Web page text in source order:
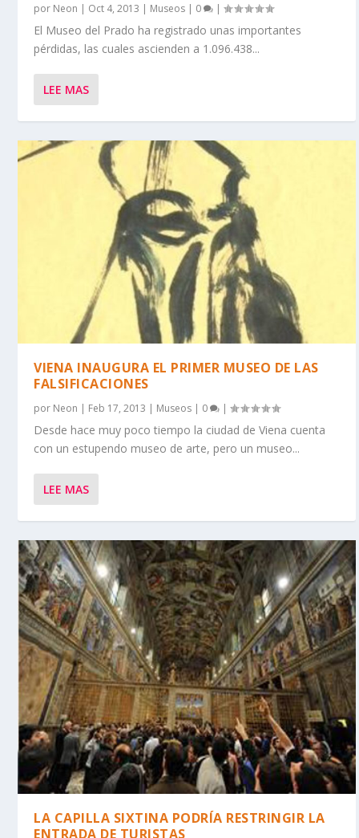
por Neon | Oct 4, 2013 | Museos | 0 |
El Museo del Prado ha registrado unas importantes
pérdidas, las cuales ascienden a 1.096.438...
LEE MAS
VIENA INAUGURA EL PRIMER MUSEO DE LAS
FALSIFICACIONES
por Neon | Feb 17, 2013 | Museos | 0 |
Desde hace muy poco tiempo la ciudad de Viena cuenta
con un estupendo museo de arte, pero un museo...
LEE MAS
LA CAPILLA SIXTINA PODRÍA RESTRINGIR LA
ENTRADA DE TURISTAS